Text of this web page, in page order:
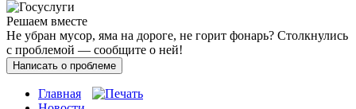
Решаем вместе
Не убран мусор, яма на дороге, не горит фонарь? Столкнулись
с проблемой — сообщите о ней!
Написать о проблеме
Главная